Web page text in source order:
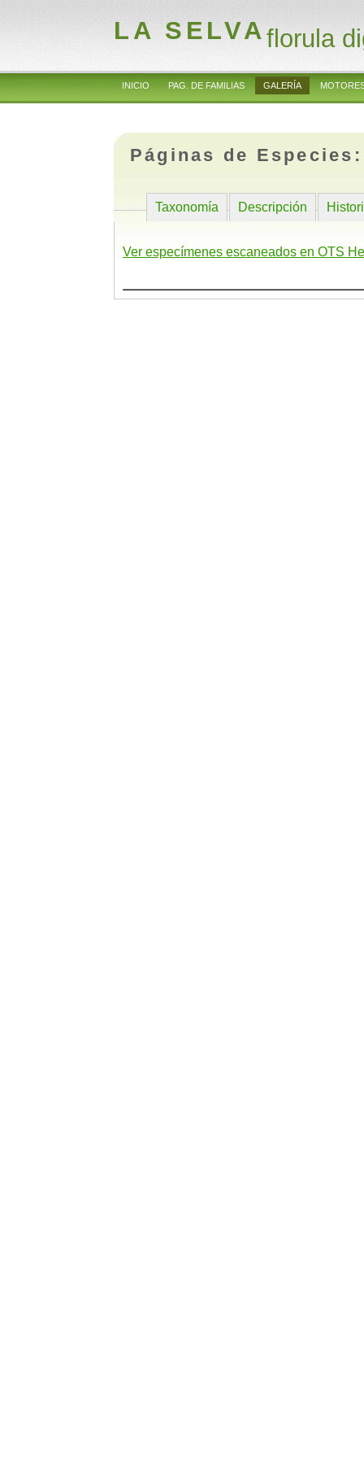
LA SELVAflorula
INICIO PAG. DE FAMILIAS GALERÍA
Páginas de
Taxonomía Descripción
Ver especímenes escaneados en OTS